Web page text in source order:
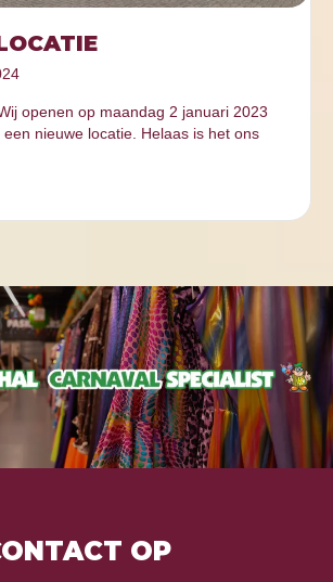
openen op maandag 2 januari 2023
nieuwe locatie. Helaas is het ons
OP